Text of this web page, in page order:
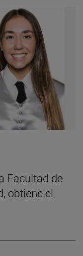
Facultad de
obtiene el